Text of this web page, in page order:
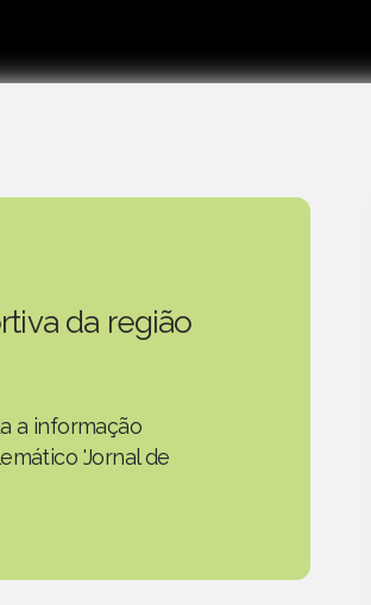
da região
a informação
'Jornal de